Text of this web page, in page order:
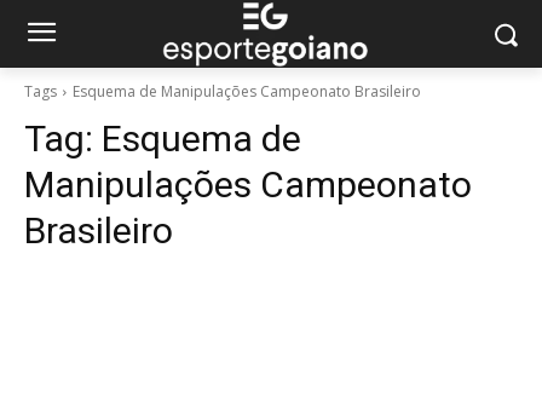
Tags Esquema de Manipulações Campeonato Brasileiro
Tag: Esquema de
Manipulações Campeonato
Brasileiro